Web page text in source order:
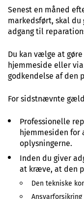
Senest en måned
markedsført, skal
adgang til
Du kan vælge at
hjemmeside eller
godkendelse af den
For sidstnævnte
Professionelle
hjemmesiden for
oplysningerne.
Inden du giver
at kræve, at den
Den tekniske
Ansvarforsikring